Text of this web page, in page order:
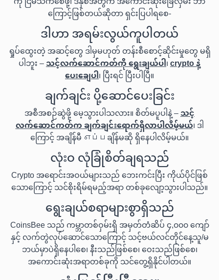
ကြောင့်ဖြစ်တယ်ဆိုတာ ရှင်းပြပါရစေ-
ဒါဟာ အရမ်းလွယ်ကူပါတယ်
ရှုပ်ထွေးတဲ့ အဆင့်တွေ ဒါမှမဟုတ် တန်းစီစောင့်ဆိုင်းမှုတွေ မရှိ
ပါဘူး –သင့်လက်ဆောင်ကတ်ကို ရွေးချယ်ပါ၊crypto နဲ့
ပေးချေပါ၊ ပြီးရင် ပြီးပါပြီ။
ချက်ချင်း ပို့ဆောင်ပေးခြင်း
အစီအစဉ်ဆွဲဖို့ မေ့သွားပါသလား။ စိတ်မပူပါနဲ့ –သင့်
လက်ဆောင်ကတ်က ချက်ချင်းရောက်ရှိလာပါလိမ့်မယ်၊ ဒါ
ကြောင့် အချိန်မီ எப்பချိန်မဆို ရှိနေပါလိမ့်မယ်။
လုံးဝ လုံခြုံစိတ်ချရသည်
Crypto အရောင်းအဝယ်များသည် ဘေးကင်းပြီး ကိုယ်ပိုင်ဖြစ်
သောကြောင့် သင်စိုးရိမ်ရမည့်အရာ တစ်ခုလျော့သွားပါသည်။
ရွေးချယ်စရာများစွာရှိသည်
CoinsBee သည် ကမ္ဘာတစ်ဝှမ်းရှိ အမှတ်တံဆိပ် ၄,၀၀၀ ကျော်
နှင့် လက်တွဲလုပ်ဆောင်သောကြောင့် သင့်ဗယ်လင်တိုင်နေ့သူ/မ
ဘယ်မှာပဲရှိနေပါစေ၊ နီးသည်ဖြစ်စေ၊ ဝေးသည်ဖြစ်စေ၊
အကောင်းဆုံးအရာတစ်ခုကို သင်တွေ့ရှိနိုင်ပါတယ်။